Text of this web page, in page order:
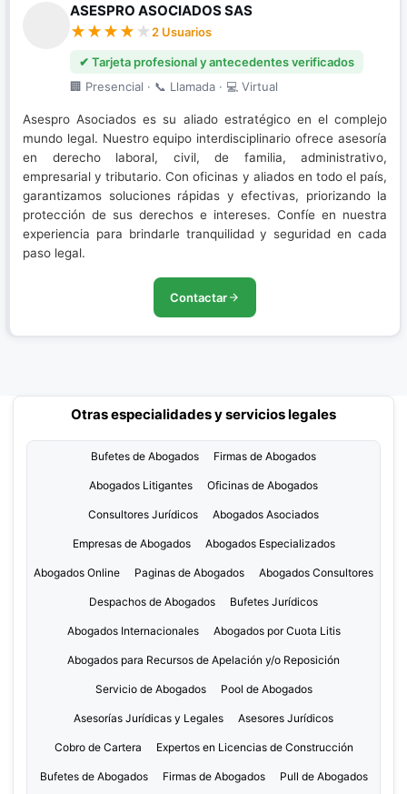
ASESPRO ASOCIADOS SAS
2 Usuarios
✔ Tarjeta profesional y antecedentes verificados
🏢 Presencial · 📞 Llamada · 💻 Virtual
Asespro Asociados es su aliado estratégico en el complejo
mundo legal. Nuestro equipo interdisciplinario ofrece asesoría
en derecho laboral, civil, de familia, administrativo,
empresarial y tributario. Con oficinas y aliados en todo el país,
garantizamos soluciones rápidas y efectivas, priorizando la
protección de sus derechos e intereses. Confíe en nuestra
experiencia para brindarle tranquilidad y seguridad en cada
paso legal.
Contactar
Otras especialidades y servicios legales
Bufetes de Abogados Firmas de Abogados
Abogados Litigantes Oficinas de Abogados
Consultores Jurídicos Abogados Asociados
Empresas de Abogados Abogados Especializados
Abogados Online Paginas de Abogados Abogados Consultores
Despachos de Abogados Bufetes Jurídicos
Abogados Internacionales Abogados por Cuota Litis
Abogados para Recursos de Apelación y/o Reposición
Servicio de Abogados Pool de Abogados
Asesorías Jurídicas y Legales Asesores Jurídicos
Cobro de Cartera Expertos en Licencias de Construcción
Bufetes de Abogados Firmas de Abogados Pull de Abogados